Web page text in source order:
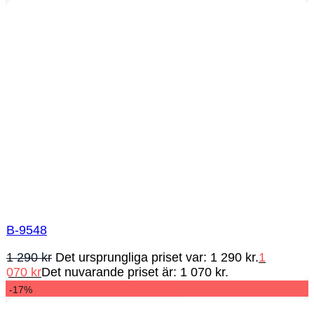
B-9548
1 290kr Det ursprungliga priset var: 1 290 kr.1
070 krDet nuvarande priset är: 1 070 kr.
-17%